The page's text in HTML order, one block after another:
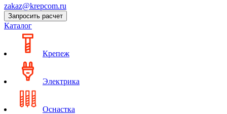
zakaz@krepcom.ru
Запросить расчет
Каталог
Крепеж
Электрика
Оснастка